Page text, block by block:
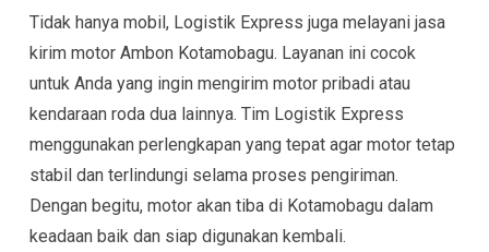
Tidak hanya mobil, Logistik Express juga melayani jasa
kirim motor Ambon Kotamobagu. Layanan ini cocok
untuk Anda yang ingin mengirim motor pribadi atau
kendaraan roda dua lainnya. Tim Logistik Express
menggunakan perlengkapan yang tepat agar motor tetap
stabil dan terlindungi selama proses pengiriman.
Dengan begitu, motor akan tiba di Kotamobagu dalam
keadaan baik dan siap digunakan kembali.